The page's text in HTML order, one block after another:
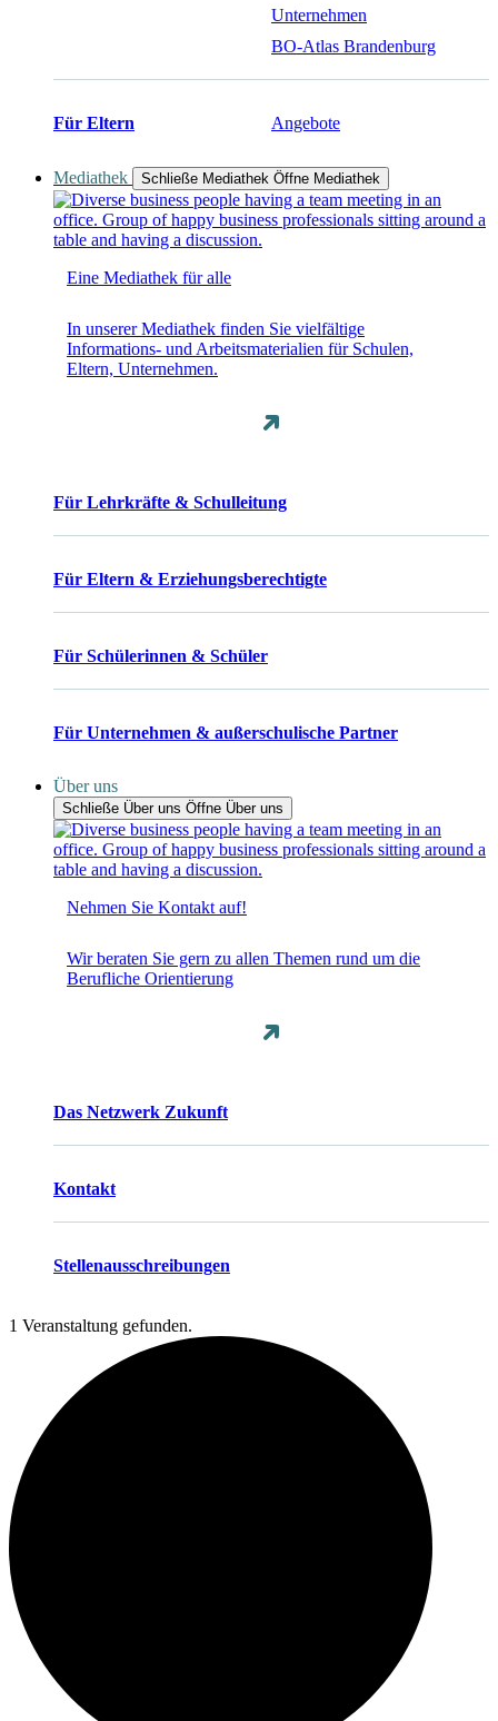
Unternehmen
BO-Atlas Brandenburg
Für Eltern Angebote
Mediathek Schließe Mediathek Öffne Mediathek
Eine Mediathek für alle
In unserer Mediathek finden Sie vielfältige
Informations- und Arbeitsmaterialien für Schulen,
Eltern, Unternehmen.
Für Lehrkräfte & Schulleitung
Für Eltern & Erziehungsberechtigte
Für Schülerinnen & Schüler
Für Unternehmen & außerschulische Partner
Über uns
Schließe Über uns Öffne Über uns
Nehmen Sie Kontakt auf!
Wir beraten Sie gern zu allen Themen rund um die
Berufliche Orientierung
Das Netzwerk Zukunft
Kontakt
Stellenausschreibungen
1 Veranstaltung gefunden.